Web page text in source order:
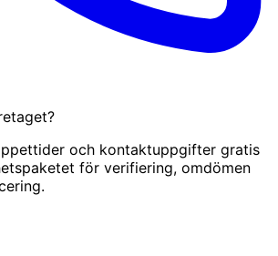
och kontaktuppgifter gratis
för verifiering, omdömen